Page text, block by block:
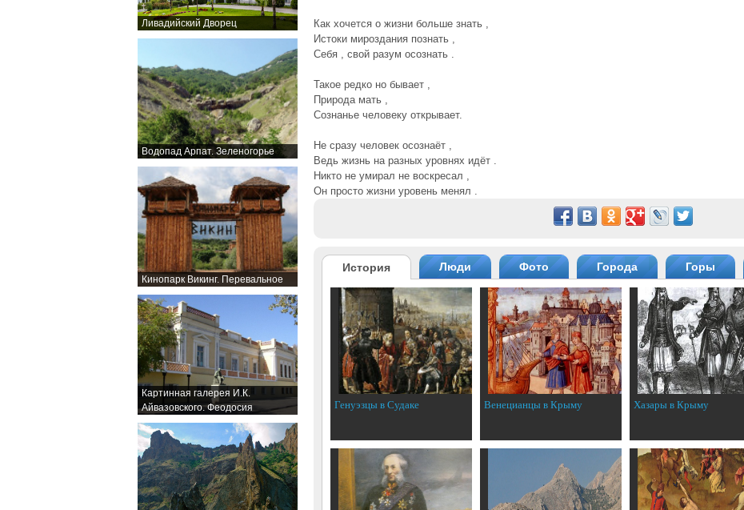
Ливадийский Дворец
Водопад Арпат. Зеленогорье
Кинопарк Викинг. Перевальное
Картинная галерея И.К.
Айвазовского. Феодосия
Как хочется о жизни больше знать ,
Истоки мироздания познать ,
Себя , свой разум осознать .
Такое редко но бывает ,
Природа мать ,
Сознанье человеку открывает.
Не сразу человек осознаёт ,
Ведь жизнь на разных уровнях идёт .
Никто не умирал не воскресал ,
Он просто жизни уровень менял .
История Люди Фото Города Горы
Генуэзцы в Судаке Венецианцы в Крыму Хазары в Крыму